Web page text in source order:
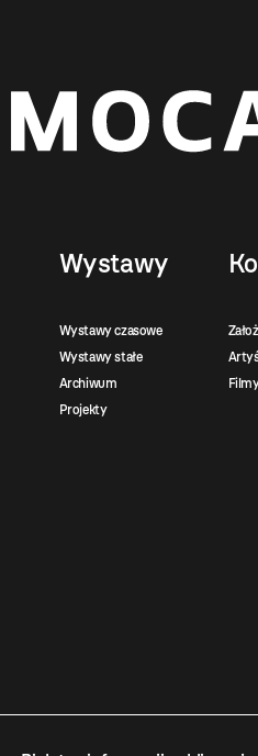
Wystawy
Wystawy czasowe
Wystawy stałe
Archiwum
Projekty